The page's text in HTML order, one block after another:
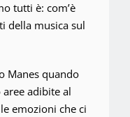
tutti è: com’è
della musica sul
Manes quando
adibite al
emozioni che ci